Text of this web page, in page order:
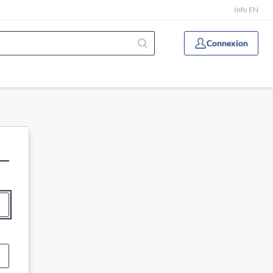
Info EN
Connexion